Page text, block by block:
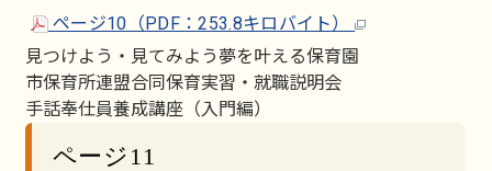
ページ10（PDF：253.8キロバイト）
見つけよう・見てみよう夢を叶える保育園
市保育所連盟合同保育実習・就職説明会
手話奉仕員養成講座（入門編）
ページ11